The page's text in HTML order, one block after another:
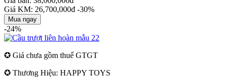
Giá KM: 26,700,000đ -30%
Mua ngay
-24%
✪ Giá chưa gồm thuế GTGT
✪ Thương Hiệu: HAPPY TOYS